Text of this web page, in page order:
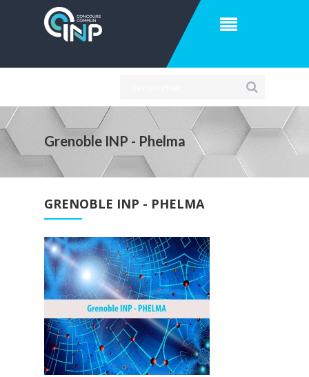
Grenoble INP - Phelma
GRENOBLE INP - PHELMA